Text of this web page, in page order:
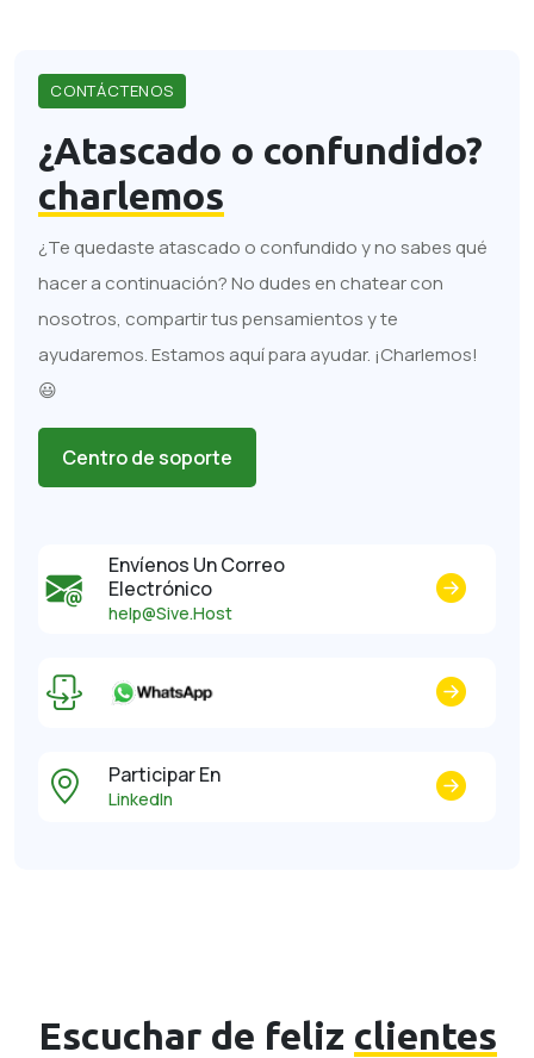
CONTÁCTENOS
¿Atascado o confundido?
charlemos
¿Te quedaste atascado o confundido y no sabes qué
hacer a continuación? No dudes en chatear con
nosotros, compartir tus pensamientos y te
ayudaremos. Estamos aquí para ayudar. ¡Charlemos!
😃
Centro de soporte
Envíenos Un Correo
Electrónico
help@Sive.Host
Participar En
LinkedIn
Escuchar de feliz clientes